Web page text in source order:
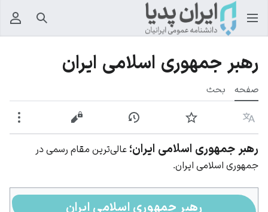
جستجو
رهبر جمهوری اسلامی ایران
صفحه بحث
زبان پیگیری نمایش تاریخچهنمایش مبدأ
رهبر جمهوری اسلامی ایران؛ عالی‌ترین مقام رسمی در
جمهوری اسلامی ایران.
رهبر جمهوری اسلامی ایران